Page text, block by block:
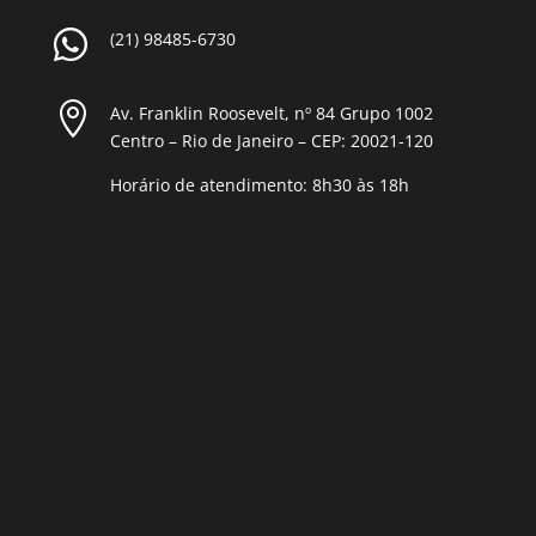
 (21) 98485-6730

Av. Franklin Roosevelt, nº 84 Grupo 1002
Centro – Rio de Janeiro – CEP: 20021-120
Horário de atendimento: 8h30 às 18h